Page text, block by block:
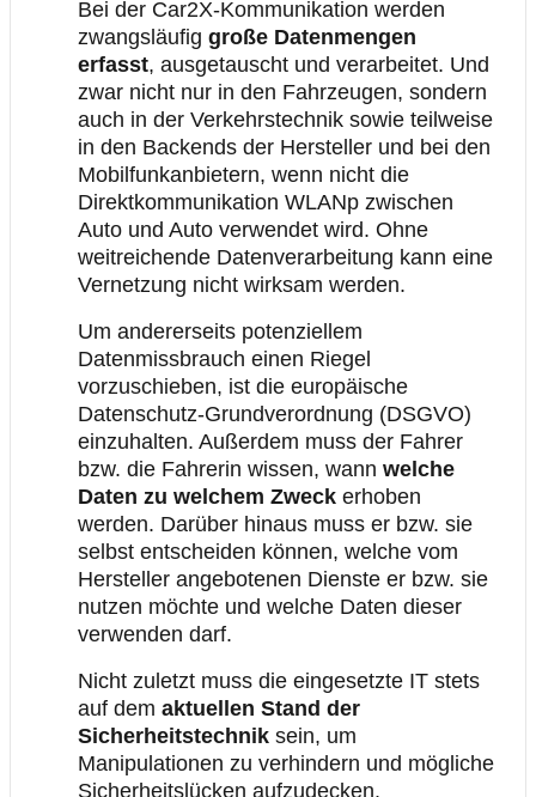
Bei der Car2X-Kommunikation werden
zwangsläufig große Datenmengen
erfasst, ausgetauscht und verarbeitet. Und
zwar nicht nur in den Fahrzeugen, sondern
auch in der Verkehrstechnik sowie teilweise
in den Backends der Hersteller und bei den
Mobilfunkanbietern, wenn nicht die
Direktkommunikation WLANp zwischen
Auto und Auto verwendet wird. Ohne
weitreichende Datenverarbeitung kann eine
Vernetzung nicht wirksam werden.
Um andererseits potenziellem
Datenmissbrauch einen Riegel
vorzuschieben, ist die europäische
Datenschutz-Grundverordnung (DSGVO)
einzuhalten. Außerdem muss der Fahrer
bzw. die Fahrerin wissen, wann welche
Daten zu welchem Zweck erhoben
werden. Darüber hinaus muss er bzw. sie
selbst entscheiden können, welche vom
Hersteller angebotenen Dienste er bzw. sie
nutzen möchte und welche Daten dieser
verwenden darf.
Nicht zuletzt muss die eingesetzte IT stets
auf dem aktuellen Stand der
Sicherheitstechnik sein, um
Manipulationen zu verhindern und mögliche
Sicherheitslücken aufzudecken.